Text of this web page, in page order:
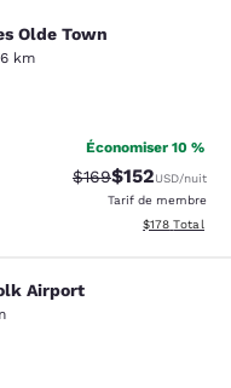
Town
Olde Town
km
commentaires
Économiser 10 %
Tarif barré :
$169Tarif réduit :
$152USD/nuit
Tarif de membre
Afficher les
$178 Total
Airport
Airport
commentaires